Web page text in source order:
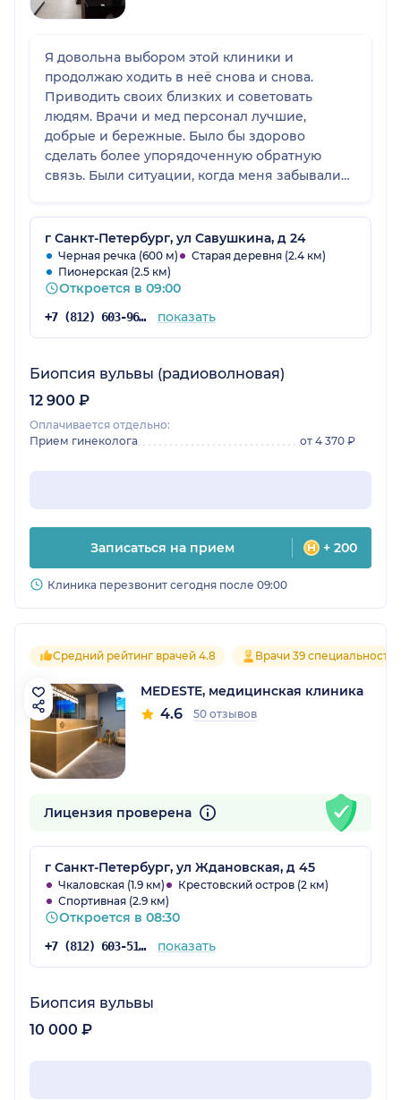
Я довольна выбором этой клиники и
продолжаю ходить в неё снова и снова.
Приводить своих близких и советовать
людям. Врачи и мед персонал лучшие,
добрые и бережные. Было бы здорово
сделать более упорядоченную обратную
связь. Были ситуации, когда меня забывали
вакцинацию или некорректно записывали к
врачу и приходилось переносить визит. Это
больше вопрос коммуникации, его легко
можно исправить.
г Санкт-Петербург, ул Савушкина, д 24
Черная речка (600 м)
Старая деревня (2.4 км)
Пионерская (2.5 км)
Откроется в 09:00
+7 (812) 603-96-35 показать
Биопсия вульвы (радиоволновая)
12 900 ₽
Оплачивается отдельно:
Прием гинеколога
от 4 370 ₽
Записаться на прием + 200
Клиника перезвонит сегодня после 09:00
Средний рейтинг врачей 4.8 Врачи 39
MEDESTE, медицинская клиника
4.6 50 отзывов
Лицензия проверена
г Санкт-Петербург, ул Ждановская, д 45
Чкаловская (1.9 км)
Крестовский остров (2 км)
Спортивная (2.9 км)
Откроется в 08:30
+7 (812) 603-51-37 показать
Биопсия вульвы
10 000 ₽